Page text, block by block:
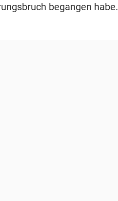
begangen habe.